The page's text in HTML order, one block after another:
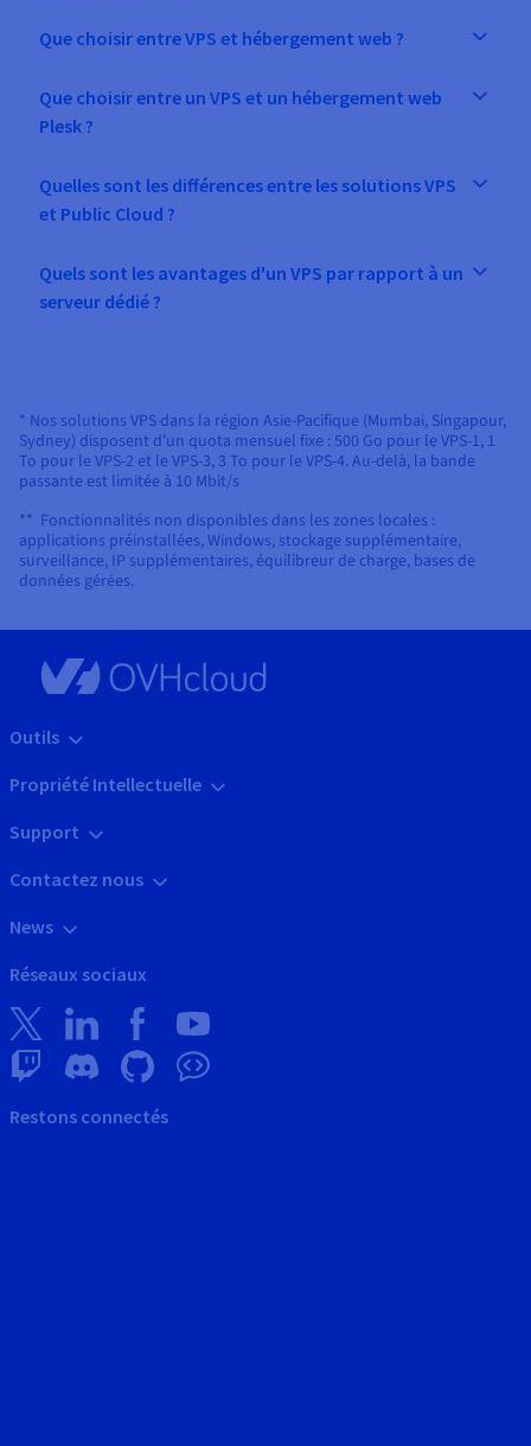
Que choisir entre VPS et hébergement web ?
Que choisir entre un VPS et un hébergement web
Plesk ?
Quelles sont les différences entre les solutions VPS
et Public Cloud ?
Quels sont les avantages d'un VPS par rapport à un
serveur dédié ?
* Nos solutions VPS dans la région Asie-Pacifique (Mumbai, Singapour,
Sydney) disposent d'un quota mensuel fixe : 500 Go pour le VPS-1, 1
To pour le VPS-2 et le VPS-3, 3 To pour le VPS-4. Au-delà, la bande
passante est limitée à 10 Mbit/s
** Fonctionnalités non disponibles dans les zones locales :
applications préinstallées, Windows, stockage supplémentaire,
surveillance, IP supplémentaires, équilibreur de charge, bases de
données gérées.
Outils
Propriété Intellectuelle
Support
Contactez nous
News
Réseaux sociaux
Restons connectés